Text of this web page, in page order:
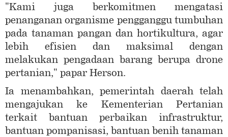
"Kami juga berkomitmen mengatasi
penanganan organisme pengganggu tumbuhan
pada tanaman pangan dan hortikultura, agar
lebih efisien dan maksimal dengan
melakukan pengadaan barang berupa drone
pertanian," papar Herson.
Ia menambahkan, pemerintah daerah telah
mengajukan ke Kementerian Pertanian
terkait bantuan perbaikan infrastruktur,
bantuan pompanisasi, bantuan benih tanaman